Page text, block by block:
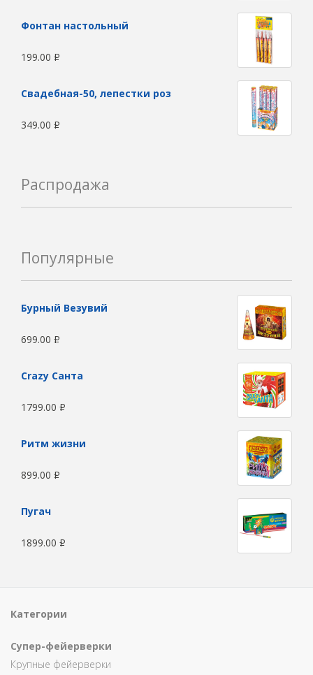
Фонтан настольный
199.00 Р
Свадебная-50, лепестки роз
349.00 Р
Распродажа
Популярные
Бурный Везувий
699.00 Р
Сrazy Санта
1799.00 Р
Ритм жизни
899.00 Р
Пугач
1899.00 Р
Категории
Супер-фейерверки
Крупные фейерверки